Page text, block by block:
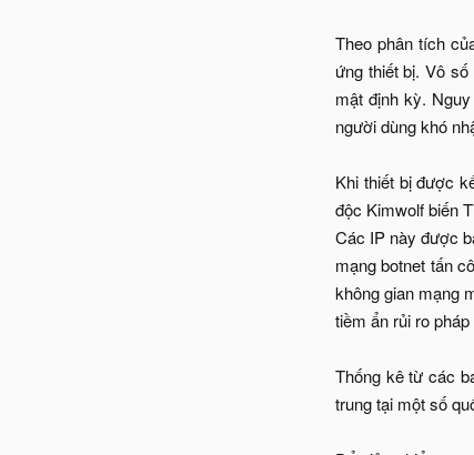
Theo phân tích
ứng thiết bị. Vô
mật định kỳ.
người dùng khó
Khi thiết bị được
độc Kimwolf biến
Các IP này được
mạng botnet tấn
không gian mạng
tiềm ẩn rủi ro
Thống kê từ các
trung tại một số